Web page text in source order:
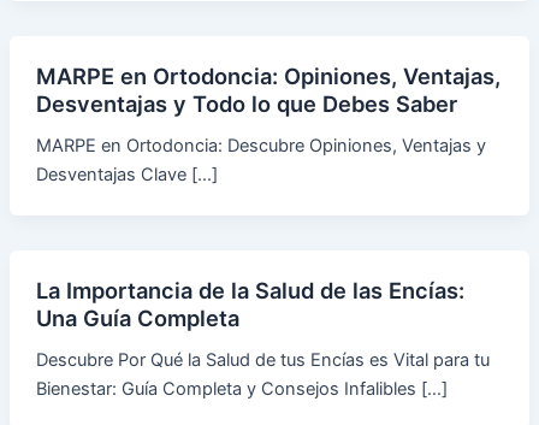
MARPE en Ortodoncia: Opiniones, Ventajas,
Desventajas y Todo lo que Debes Saber
MARPE en Ortodoncia: Descubre Opiniones, Ventajas y
Desventajas Clave […]
La Importancia de la Salud de las Encías:
Una Guía Completa
Descubre Por Qué la Salud de tus Encías es Vital para tu
Bienestar: Guía Completa y Consejos Infalibles […]